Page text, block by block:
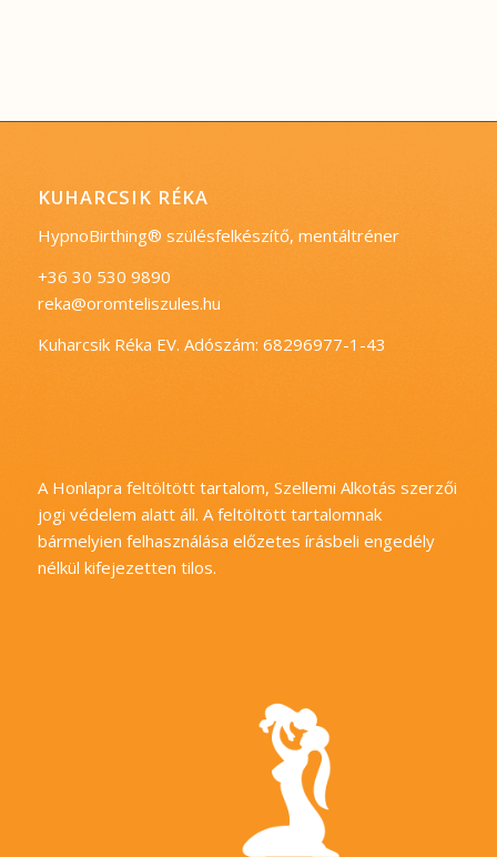
KUHARCSIK RÉKA
HypnoBirthing® szülésfelkészítő, mentáltréner
+36 30 530 9890
reka@oromteliszules.hu
Kuharcsik Réka EV. Adószám: 68296977-1-43
A Honlapra feltöltött tartalom, Szellemi Alkotás szerzői
jogi védelem alatt áll. A feltöltött tartalomnak
bármelyien felhasználása előzetes írásbeli engedély
nélkül kifejezetten tilos.